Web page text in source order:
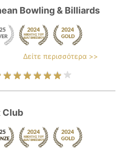
Bowling & Billiards
Δείτε περισσότερα >>
Club